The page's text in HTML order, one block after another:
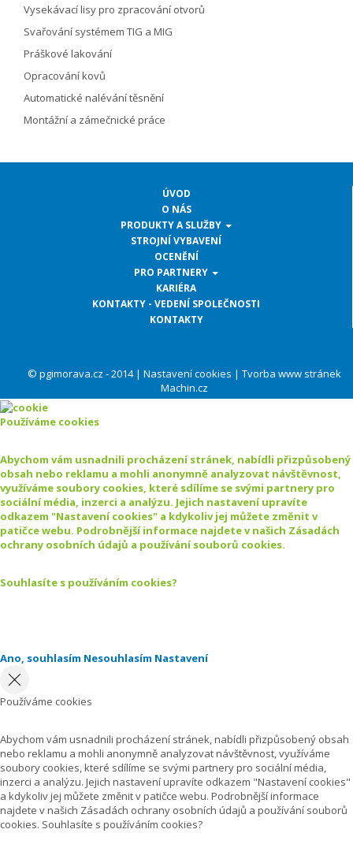
Vysekávací lisy pro zpracování otvorů
Svařování systémem TIG a MIG
Práškové lakování
Opracování kovů
Automatické nalévání těsnění
Montážní a zámečnické práce
ÚVOD
O NÁS
PRODUKTY A SLUŽBY
STROJNÍ VYBAVENÍ
OCENĚNÍ
PRO PARTNERY
KARIÉRA
KONTAKTY - VEDENÍ SPOLEČNOSTI
KONTAKTY
© pgimorava.cz - 2014 | Nastavení cookies | Tvorba www stránek
Machin.cz
Používáme cookies
Abychom vám usnadnili procházení stránek, nabídli přizpůsobený
obsah nebo reklamu a mohli anonymně analyzovat návštěvnost,
využíváme soubory cookies, které sdílíme se svými partnery pro
sociální média, inzerci a analýzu. Jejich nastavení upravíte
odkazem "Nastavení cookies" a kdykoliv jej můžete změnit v
patičce webu. Podrobnější informace najdete v našich Zásadách
ochrany osobních údajů a používání souborů cookies.
Souhlasíte s používáním cookies?
Ano, souhlasím Nesouhlasím Nastavení
Používáme cookies
Abychom vám usnadnili procházení stránek, nabídli přizpůsobený obsah
nebo reklamu a mohli anonymně analyzovat návštěvnost, využíváme
soubory cookies, které sdílíme se svými partnery pro sociální média,
inzerci a analýzu. Jejich nastavení upravíte odkazem "Nastavení cookies"
a kdykoliv jej můžete změnit v patičce webu. Podrobnější informace
najdete v našich Zásadách ochrany osobních údajů a používání souborů
cookies. Souhlasíte s používáním cookies?